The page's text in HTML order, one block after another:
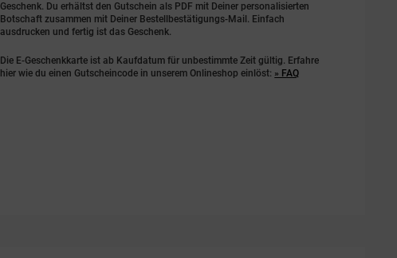
Geschenk. Du erhältst den Gutschein als PDF mit Deiner personalisierten
Botschaft zusammen mit Deiner Bestellbestätigungs-Mail. Einfach
ausdrucken und fertig ist das Geschenk.
Die E-Geschenkkarte ist ab Kaufdatum für unbestimmte Zeit gültig. Erfahre
hier wie du einen Gutscheincode in unserem Onlineshop einlöst: » FAQ